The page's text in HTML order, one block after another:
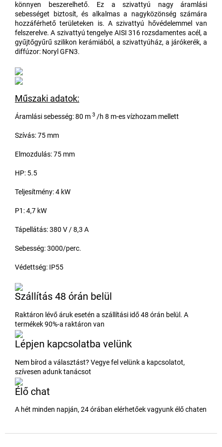
könnyen beszerelhető. Ez a szivattyú nagy áramlási
sebességet biztosít, és alkalmas a nagyközönség számára
hozzáférhető területeken is. A szivattyú hővédelemmel van
felszerelve. A szivattyú tengelye AISI 316 rozsdamentes acél, a
gyűjtőgyűrű szilikon kerámiából, a szivattyúház, a járókerék, a
diffúzor: Noryl GFN3.
Műszaki adatok:
Áramlási sebesség: 80 m 3 /h 8 m-es vízhozam mellett
Szívás: 75 mm
Elmozdulás: 75 mm
HP: 5.5
Teljesítmény: 4 kW
P1: 4,7 kW
Tápellátás: 380 V / 8,3 A
Sebesség: 3000/perc.
Védettség: IP55
Szállítás 48 órán belül
Raktáron lévő áruk esetén a szállítási idő 48 órán belül. A
termékek 90%-a raktáron van
Lépjen kapcsolatba velünk
Nem bírod a választást? Vegye fel velünk a kapcsolatot,
szívesen adunk tanácsot
Élő chat
A hét minden napján, 24 órában elérhetőek vagyunk élő chaten